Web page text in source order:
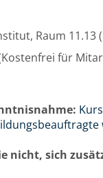
Raum 11.13
für
nicht, sich